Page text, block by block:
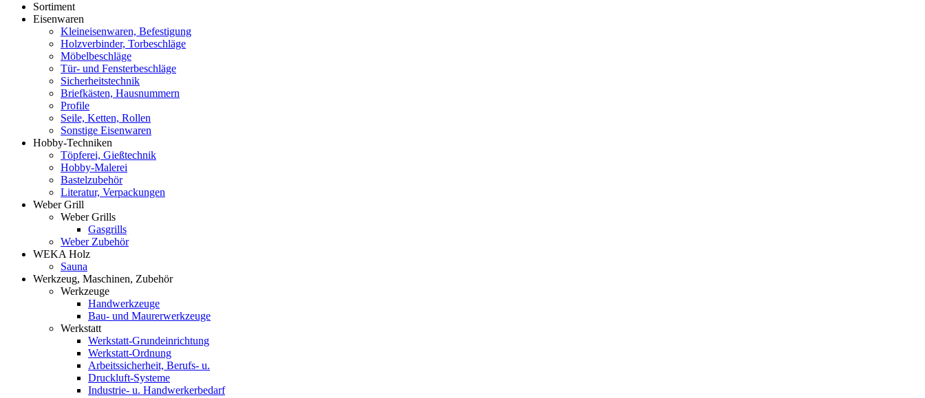
Sortiment
Eisenwaren
Kleineisenwaren, Befestigung
Holzverbinder, Torbeschläge
Möbelbeschläge
Tür- und Fensterbeschläge
Sicherheitstechnik
Briefkästen, Hausnummern
Profile
Seile, Ketten, Rollen
Sonstige Eisenwaren
Hobby-Techniken
Töpferei, Gießtechnik
Hobby-Malerei
Bastelzubehör
Literatur, Verpackungen
Weber Grill
Weber Grills
Gasgrills
Weber Zubehör
WEKA Holz
Sauna
Werkzeug, Maschinen, Zubehör
Werkzeuge
Handwerkzeuge
Bau- und Maurerwerkzeuge
Werkstatt
Werkstatt-Grundeinrichtung
Werkstatt-Ordnung
Arbeitssicherheit, Berufs- u.
Druckluft-Systeme
Industrie- u. Handwerkerbedarf